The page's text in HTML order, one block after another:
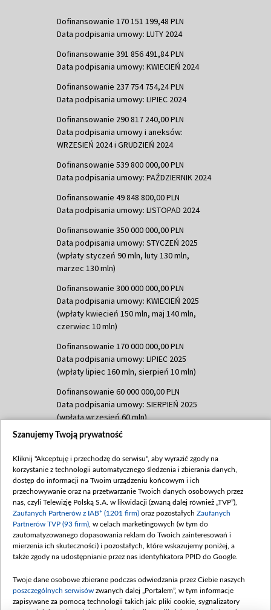
Dofinansowanie 170 151 199,48 PLN
Data podpisania umowy: LUTY 2024
Dofinansowanie 391 856 491,84 PLN
Data podpisania umowy: KWIECIEŃ 2024
Dofinansowanie 237 754 754,24 PLN
Data podpisania umowy: LIPIEC 2024
Dofinansowanie 290 817 240,00 PLN
Data podpisania umowy i aneksów:
WRZESIEŃ 2024 i GRUDZIEŃ 2024
Dofinansowanie 539 800 000,00 PLN
Data podpisania umowy: PAŹDZIERNIK 2024
Dofinansowanie 49 848 800,00 PLN
Data podpisania umowy: LISTOPAD 2024
Dofinansowanie 350 000 000,00 PLN
Data podpisania umowy: STYCZEŃ 2025
(wpłaty styczeń 90 mln, luty 130 mln,
marzec 130 mln)
Dofinansowanie 300 000 000,00 PLN
Data podpisania umowy: KWIECIEŃ 2025
(wpłaty kwiecień 150 mln, maj 140 mln,
czerwiec 10 mln)
Dofinansowanie 170 000 000,00 PLN
Data podpisania umowy: LIPIEC 2025
(wpłaty lipiec 160 mln, sierpień 10 mln)
Dofinansowanie 60 000 000,00 PLN
Data podpisania umowy: SIERPIEŃ 2025
(wpłata wrzesień 60 mln)
Dofinansowanie 635 783 051,21 PLN
(wpłata wrzesień 100 mln, październik 350
mln, listopad 265 mln)
Dofinansowanie 48 862 000,00 PLN
Data podpisania umowy: GRUDZIEŃ 2025
(wpłata grudzień 60,548 mln)
Dofinansowanie 900 000 000,00 PLN
Data podpisania umowy: LUTY 2026 (wpłata
kwiecień 180 mln, 7 maja 180 mln, 8
czerwca 90 mln)
Szanujemy Twoją prywatność
Kliknij "Akceptuję i przechodzę do serwisu", aby wyrazić zgody na
korzystanie z technologii automatycznego śledzenia i zbierania danych,
dostęp do informacji na Twoim urządzeniu końcowym i ich
przechowywanie oraz na przetwarzanie Twoich danych osobowych przez
nas, czyli Telewizję Polską S.A. w likwidacji (zwaną dalej również „TVP”),
Zaufanych Partnerów z IAB* (1201 firm) oraz pozostałych Zaufanych
Partnerów TVP (93 firm) , w celach marketingowych (w tym do
zautomatyzowanego dopasowania reklam do Twoich zainteresowań i
mierzenia ich skuteczności) i pozostałych, które wskazujemy poniżej, a
także zgody na udostępnianie przez nas identyfikatora PPID do Google.
Twoje dane osobowe zbierane podczas odwiedzania przez Ciebie naszych
poszczególnych serwisów zwanych dalej „Portalem”, w tym informacje
zapisywane za pomocą technologii takich jak: pliki cookie, sygnalizatory